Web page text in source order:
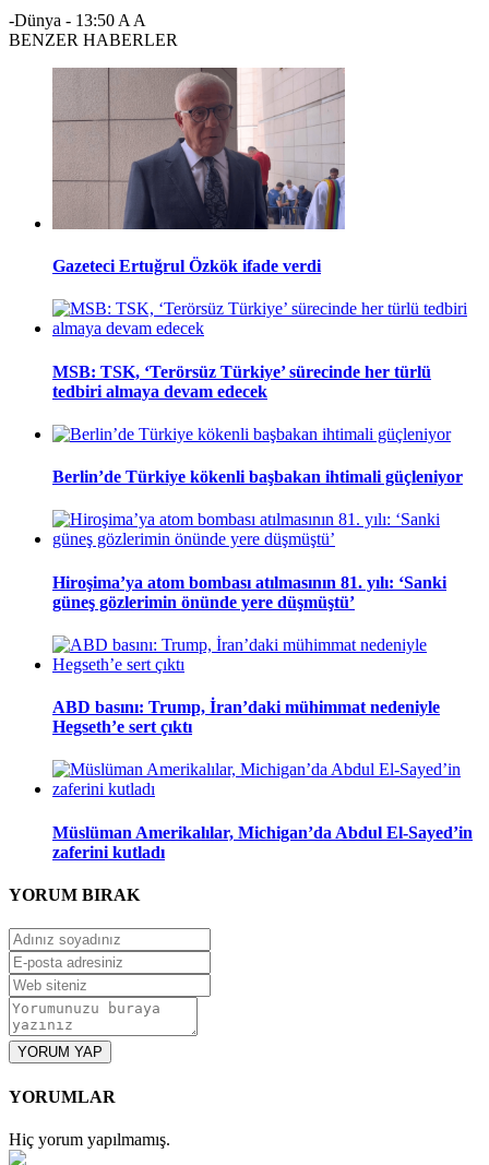
-Dünya - 13:50 A A
BENZER HABERLER
Gazeteci Ertuğrul Özkök ifade verdi
MSB: TSK, ‘Terörsüz Türkiye’ sürecinde her türlü
tedbiri almaya devam edecek
Berlin’de Türkiye kökenli başbakan ihtimali güçleniyor
Hiroşima’ya atom bombası atılmasının 81. yılı: ‘Sanki
güneş gözlerimin önünde yere düşmüştü’
ABD basını: Trump, İran’daki mühimmat nedeniyle
Hegseth’e sert çıktı
Müslüman Amerikalılar, Michigan’da Abdul El-Sayed’in
zaferini kutladı
YORUM BIRAK
YORUM YAP
YORUMLAR
Hiç yorum yapılmamış.